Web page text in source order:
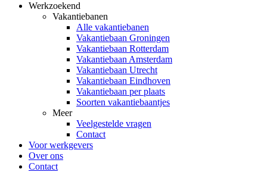
Werkzoekend
Vakantiebanen
Alle vakantiebanen
Vakantiebaan Groningen
Vakantiebaan Rotterdam
Vakantiebaan Amsterdam
Vakantiebaan Utrecht
Vakantiebaan Eindhoven
Vakantiebaan per plaats
Soorten vakantiebaantjes
Meer
Veelgestelde vragen
Contact
Voor werkgevers
Over ons
Contact